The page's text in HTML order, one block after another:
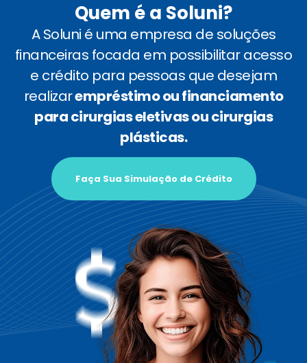
Quem é a Soluni?
A Soluni é uma empresa de soluções
financeiras focada em possibilitar acesso
e crédito para pessoas que desejam
realizarempréstimo ou financiamento
para cirurgias eletivas ou cirurgias
plásticas.
Faça Sua Simulação de Crédito